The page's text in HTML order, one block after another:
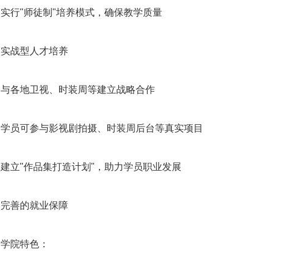
实行"师徒制"培养模式，确保教学质量
实战型人才培养
与各地卫视、时装周等建立战略合作
学员可参与影视剧拍摄、时装周后台等真实项目
建立"作品集打造计划"，助力学员职业发展
完善的就业保障
学院特色：